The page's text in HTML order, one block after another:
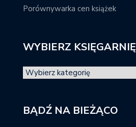
Porównywarka cen książek
WYBIERZ KSIĘGARNIĘ
BĄDŹ NA BIEŻĄCO